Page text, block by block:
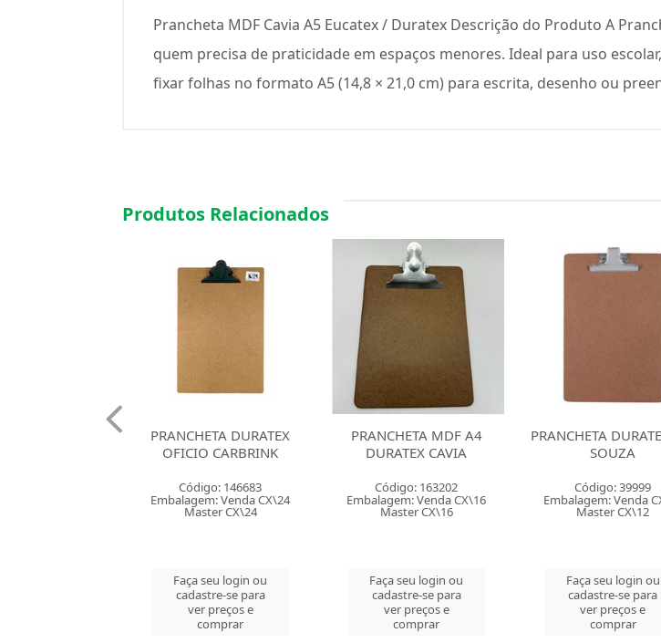
Prancheta MDF Cavia A5 Eucatex / Duratex Descrição do Produto A
quem precisa de praticidade em espaços menores. Ideal para uso
fixar folhas no formato A5 (14,8 × 21,0 cm) para escrita, desenho ou
Produtos Relacionados
PRANCHETA MDF A4
DURATEX CAVIA
Código: 163202
Embalagem: Venda CX\16
Master CX\16
Faça seu login ou
cadastre-se para
ver preços e
comprar
PRANCHETA DURATEX 1/2
SOUZA
Código: 39999
Embalagem: Venda CX\12
Master CX\12
Faça seu login ou
cadastre-se para
ver preços e
comprar
PRANCHETA
OFICIO SOUZA
Código: 40000
Embalagem: Venda
Master CX\12
Faça seu login ou
cadastre-se para
ver preços e
comprar